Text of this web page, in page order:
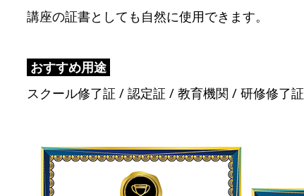
講座の証書としても自然に使用できます。
おすすめ用途
スクール修了証 / 認定証 / 教育機関 / 研修修了証